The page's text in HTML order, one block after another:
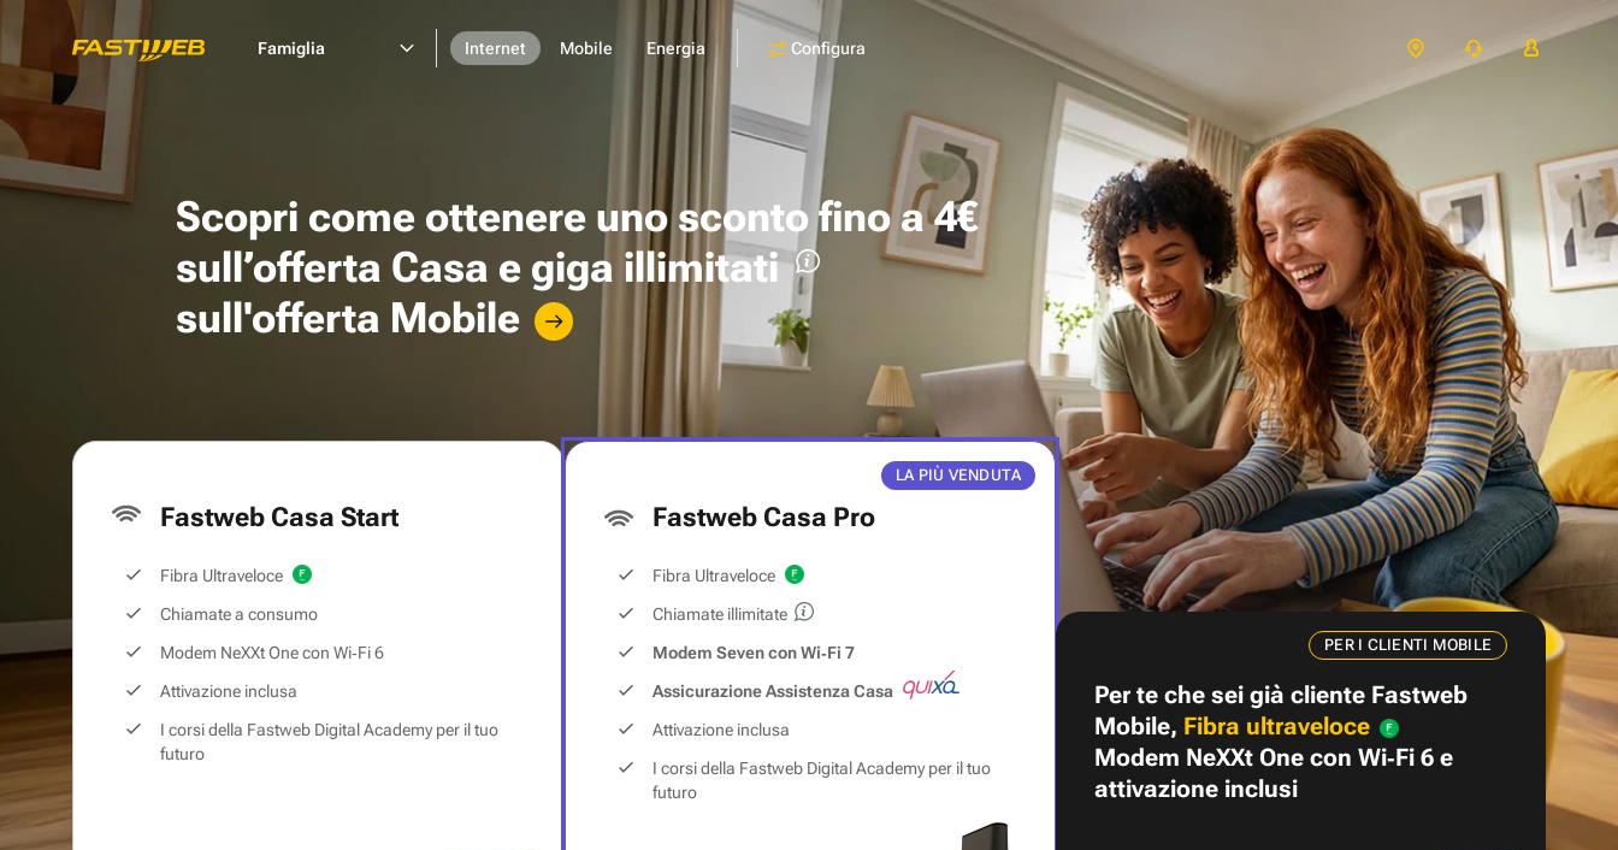
Famiglia Internet Mobile Energia Configura
Scopri come ottenere unosconto fino a 4€
sull’offerta Casa e giga illimitati
sull'offerta Mobile
Fastweb Casa Start
Fibra Ultraveloce
Chiamate a consumo
Modem NeXXt One con Wi‑Fi 6
Attivazione inclusa
I corsi della Fastweb Digital Academy per il tuo
futuro
LA PIÙ VENDUTA
Fastweb Casa Pro
Fibra Ultraveloce
Chiamate illimitate
Modem Seven con Wi‑Fi 7
Assicurazione Assistenza Casa
Attivazione inclusa
I corsi della Fastweb Digital Academy per il tuo
futuro
PER I CLIENTI MOBILE
Per te che sei già cliente Fastweb
Mobile, Fibra ultraveloce
Modem NeXXt One con Wi‑Fi 6 e
attivazione inclusi